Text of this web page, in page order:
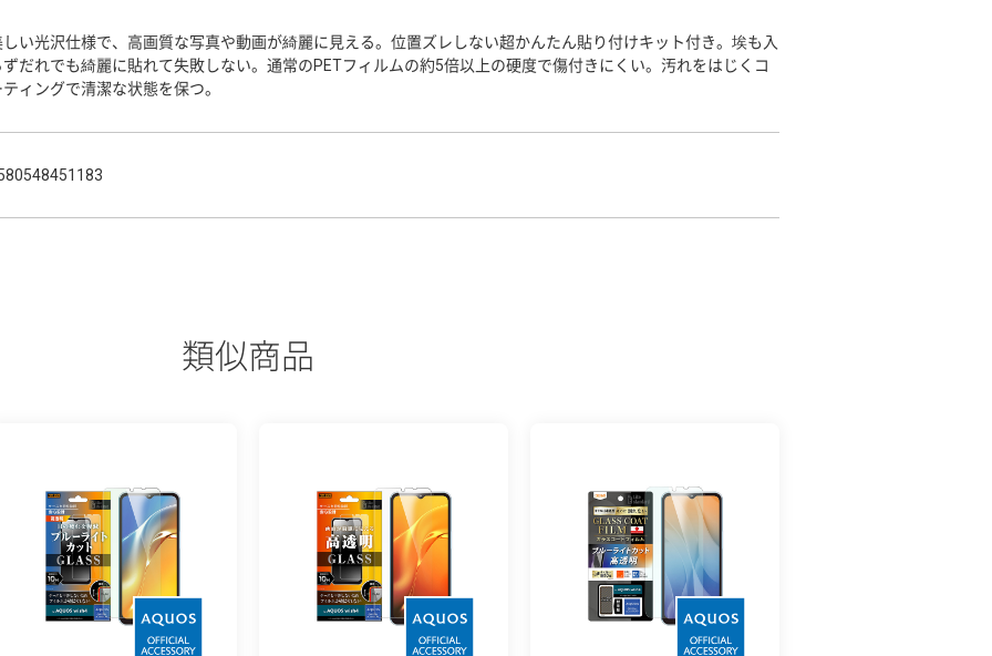
しい光沢仕様で、高画質な写真や動画が綺麗に見える。位置ズレしない超かんたん貼り付けキット付き。埃も入
ずだれでも綺麗に貼れて失敗しない。通常のPETフィルムの約5倍以上の硬度で傷付きにくい。汚れをはじくコ
ィングで清潔な状態を保つ。
類似商品